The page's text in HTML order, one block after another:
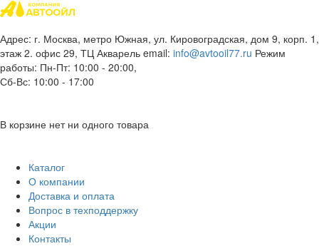
Адрес: г. Москва, метро Южная, ул. Кировоградская, дом 9, корп. 1,
этаж 2. офис 29, ТЦ Акварель email: info@avtooil77.ru Режим
работы: Пн-Пт: 10:00 - 20:00,
Сб-Вс: 10:00 - 17:00
В корзине нет ни одного товара
Каталог
О компании
Доставка и оплата
Вопрос в техподдержку
Акции
Контакты